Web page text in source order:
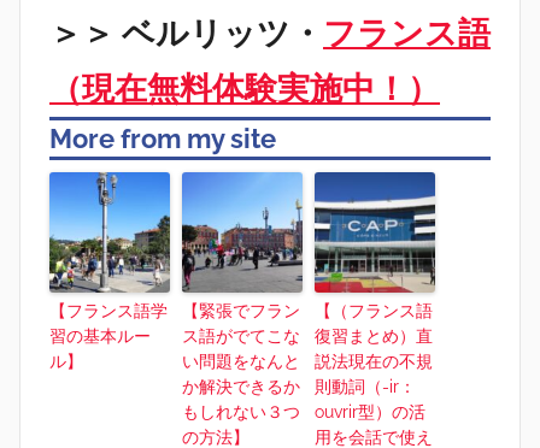
＞＞ ベルリッツ・ フランス語
（現在無料体験実施中！）
More from my site
【フランス語学
習の基本ルー
ル】
【緊張でフラン
ス語がでてこな
い問題をなんと
か解決できるか
もしれない３つ
の方法】
【（フランス語
復習まとめ）直
説法現在の不規
則動詞（-ir：
ouvrir型）の活
用を会話で使え